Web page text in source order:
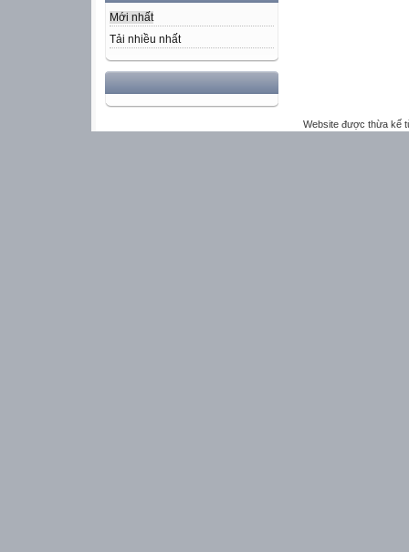
Mới nhất
Tải nhiều nhất
Website được thừa kế